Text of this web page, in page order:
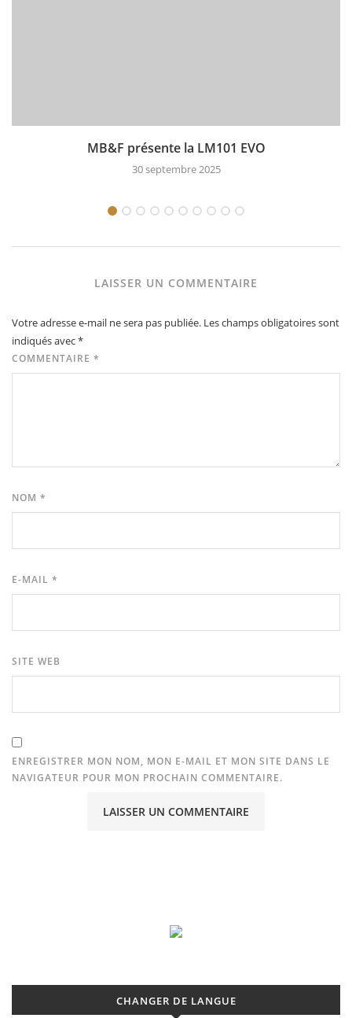
MB&F présente la LM101 EVO
30 septembre 2025
LAISSER UN COMMENTAIRE
Votre adresse e-mail ne sera pas publiée. Les champs obligatoires sont
indiqués avec*
COMMENTAIRE *
NOM *
E-MAIL *
SITE WEB
ENREGISTRER MON NOM, MON E-MAIL ET MON SITE DANS LE
NAVIGATEUR POUR MON PROCHAIN COMMENTAIRE.
CHANGER DE LANGUE